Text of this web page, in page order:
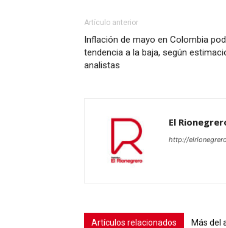
Artículo anterior
Inflación de mayo en Colombia
tendencia a la baja, según
analistas
El
http://
Artículos relacionados Más del